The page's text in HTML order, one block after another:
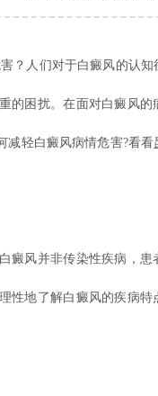
？人们对于白癜风的认知
的困扰。在面对白癜风的
减轻白癜风病情危害?看看
风并非传染性疾病，患
性地了解白癜风的疾病特